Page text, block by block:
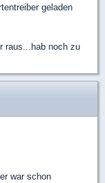
geladen
raus...hab noch zu
war schon